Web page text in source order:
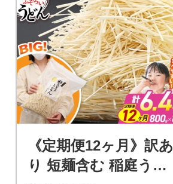
《定期便12ヶ月》訳あ
り 短麺含む 稲庭うど